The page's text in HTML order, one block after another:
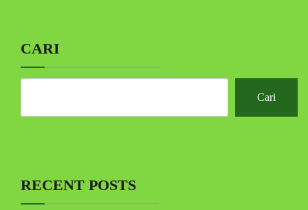
CARI
Cari
RECENT POSTS